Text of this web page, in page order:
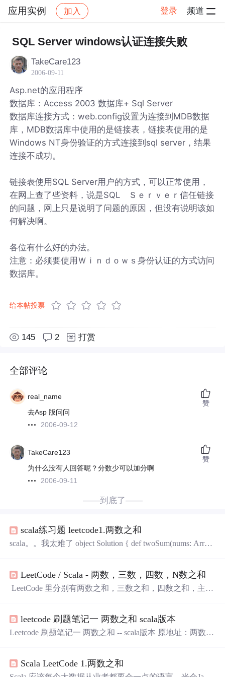
应用实例 加入 登录 频道
社区 应用实例 帖子详情
SQL Server windows认证连接失败
TakeCare123
2006-09-11
Asp.net的应用程序
数据库：Access 2003 数据库+ Sql Server
数据库连接方式：web.config设置为连接到MDB数据
库，MDB数据库中使用的是链接表，链接表使用的是
Windows NT身份验证的方式连接到sql server，结果
连接不成功。
链接表使用SQL Server用户的方式，可以正常使用，
在网上查了些资料，说是SQL Ｓｅｒｖｅｒ信任链接
的问题，网上只是说明了问题的原因，但没有说明该如
何解决啊。
各位有什么好的办法。
注意：必须要使用Ｗｉｎｄｏｗｓ身份认证的方式访问
数据库。
给本帖投票
145 2 打赏
全部评论
real_name
去Asp 版问问
2006-09-12
赞
TakeCare123
为什么没有人回答呢？分数少可以加分啊
2006-09-11
赞
——到底了——
scala练习题 leetcode1.两数之和
scala。。我太难了 object Solution { def twoSum(nums: Array
LeetCode / Scala - 两数，三数，四数，N数之和
​ LeetCode 里分别有两数之和，三数之和，四数之和，主要
leetcode 刷题笔记一 两数之和 scala版本
Leetcode 刷题笔记一 两数之和 -- scala版本 原地址：两数之
ou may assume that each input would h...
Scala LeetCode 1.两数之和